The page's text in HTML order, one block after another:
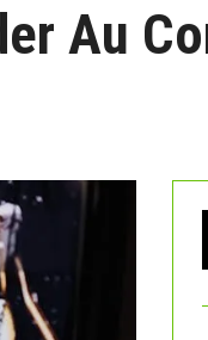
Au
a
r